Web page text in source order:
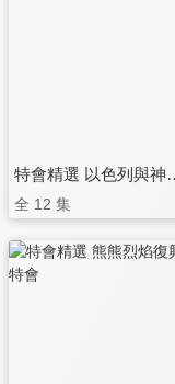
特會精
全 12 集